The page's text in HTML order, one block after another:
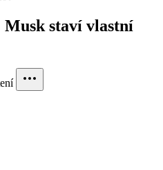
staví vlastní